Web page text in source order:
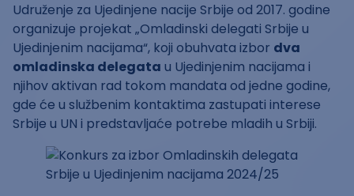
Udruženje za Ujedinjene nacije Srbije od 2017. godine
organizuje projekat „Omladinski delegati Srbije u
Ujedinjenim nacijama“, koji obuhvata izbor dva
omladinska delegata u Ujedinjenim nacijama i
njihov aktivan rad tokom mandata od jedne godine,
gde će u službenim kontaktima zastupati interese
Srbije u UN i predstavljaće potrebe mladih u Srbiji.